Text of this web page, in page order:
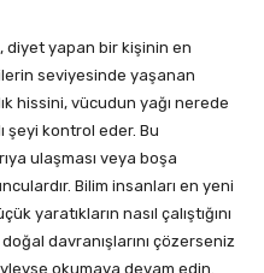
diyet yapan bir kişinin en
seviyesinde yaşanan
hissini, vücudun yağı nerede
şeyi kontrol eder. Bu
ulaşması veya boşa
Bilim insanları en yeni
yaratıkların nasıl çalıştığını
davranışlarını çözerseniz
okumaya devam edin.